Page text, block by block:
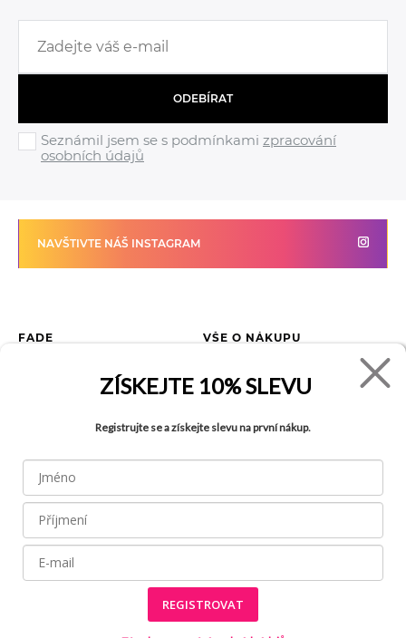
ODEBÍRAT
Seznámil jsem se s podmínkami zpracování
osobních údajů
NAVŠTIVTE NÁŠ INSTAGRAM
FADE
Blog
VŠE O NÁKUPU
Jak reklamovat zboží
Tabulka velikostí
Recyklace
Všechny práva vyhrazena © 2026
ZÍSKEJTE 10% SLEVU
Registrujte se a získejte slevu na první nákup.
REGISTROVAT